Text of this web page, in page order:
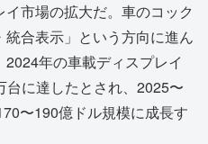
市場の拡大だ。車のコック
合表示」という方向に進ん
年の車載ディスプレイ
に達したとされ、2025〜
〜190億ドル規模に成長す